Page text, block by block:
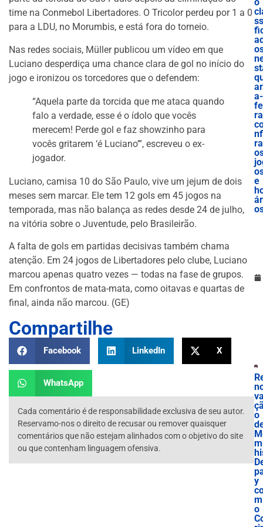
time na Conmebol Libertadores. O Tricolor perdeu por 1 a 0
para a LDU, no Morumbis, e está fora do torneio.
Nas redes sociais, Müller publicou um vídeo em que
Luciano desperdiça uma chance clara de gol no início do
jogo e ironizou os torcedores que o defendem:
“Aquela parte da torcida que me ataca quando
falo a verdade, esse é o ídolo que vocês
merecem! Perde gol e faz showzinho para
vocês gritarem ‘é Luciano’”, escreveu o ex-
jogador.
Luciano, camisa 10 do São Paulo, vive um jejum de dois
meses sem marcar. Ele tem 12 gols em 45 jogos na
temporada, mas não balança as redes desde 24 de julho,
na vitória sobre o Juventude, pelo Brasileirão.
A falta de gols em partidas decisivas também chama
atenção. Em 24 jogos de Libertadores pelo clube, Luciano
marcou apenas quatro vezes — todas na fase de grupos.
Em confrontos de mata-mata, como oitavas e quartas de
final, ainda não marcou. (GE)
Compartilhe
Facebook LinkedIn X
WhatsApp
Cada comentário é de responsabilidade exclusiva de seu autor.
Reservamo-nos o direito de recusar ou remover quaisquer
comentários que não estejam alinhados com o objetivo do site
ou que contenham linguagem ofensiva.
a-
ra
e
o
y
m
o